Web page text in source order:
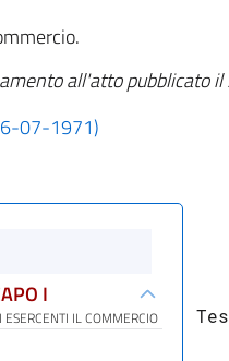
all'atto pubblicato
07-1971)
I
ESERCENTI IL COMMERCIO